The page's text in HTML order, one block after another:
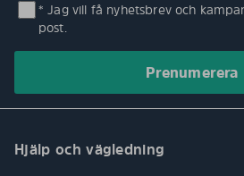
* Jag vill få nyhetsbrev och
post.
Hjälp och vägledning